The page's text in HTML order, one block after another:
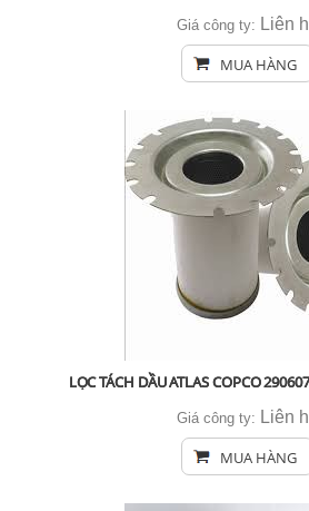
Giá công ty: Liên
MUA HÀNG
LỌC TÁCH DẦU ATLAS COPCO
Giá công ty: Liên
MUA HÀNG